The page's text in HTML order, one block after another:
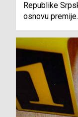
Republike
osnovu